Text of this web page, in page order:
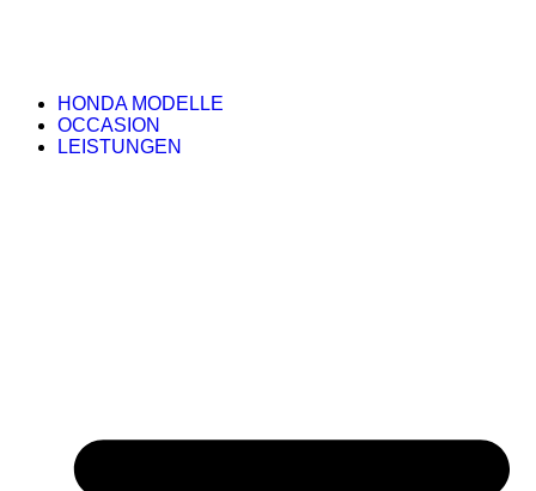
HONDA MODELLE
OCCASION
LEISTUNGEN